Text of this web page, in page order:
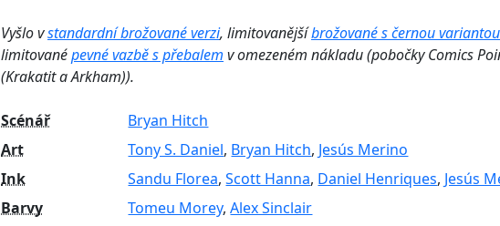
Vyšlo vstandardní brožované verzi, limitovanějšíbrožované s černou
limitovanépevné vazbě s přebalem v omezeném nákladu (pobočky Comics
(Krakatit a Arkham)).
Scénář
Bryan Hitch
Art
Tony S. Daniel, Bryan Hitch, Jesús Merino
Ink
Sandu Florea,Scott Hanna, Daniel Henriques, Jesús
Barvy
Tomeu Morey,Alex Sinclair